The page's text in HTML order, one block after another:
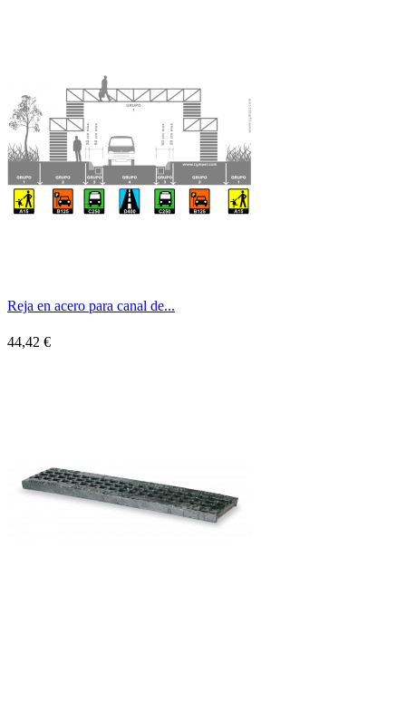
Reja en acero para canal de...
44,42 €